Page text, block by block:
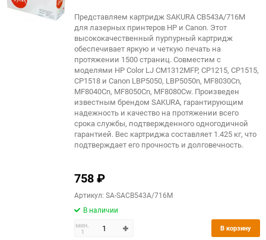
1500 к.
Представляем картридж SAKURA CB543A/716M
для лазерных принтеров HP и Canon. Этот
высококачественный пурпурный картридж
обеспечивает яркую и четкую печать на
протяжении 1500 страниц. Совместим с
моделями HP Color LJ CM1312MFP, CP1215, CP1515,
CP1518 и Canon LBP5050, LBP5050n, MF8030Cn,
MF8040Cn, MF8050Cn, MF8080Cw. Произведен
известным брендом SAKURA, гарантирующим
надежность и качество на протяжении всего
срока службы, подтвержденного одногодичной
гарантией. Вес картриджа составляет 1.425 кг, что
подтверждает его прочность и долговечность.
758₽
Артикул: SA-SACB543A/716M
В наличии
мин.
1 В корзину